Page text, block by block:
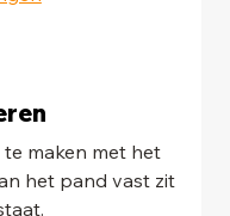
maken met het
het pand vast zit